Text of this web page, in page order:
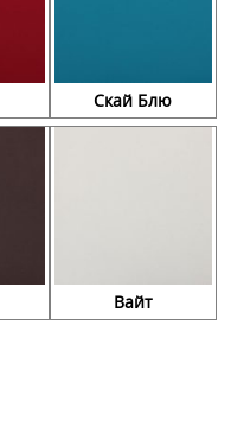
Скай Блю
Вайт